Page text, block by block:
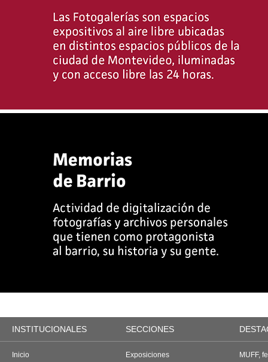
INSTITUCIONALES SECCIONES
Inicio
Exposiciones
MUFF,